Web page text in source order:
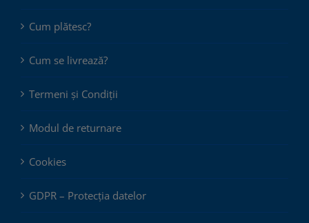
Cum plătesc?
Cum se livrează?
Termeni și Condiții
Modul de returnare
Cookies
GDPR – Protecția datelor